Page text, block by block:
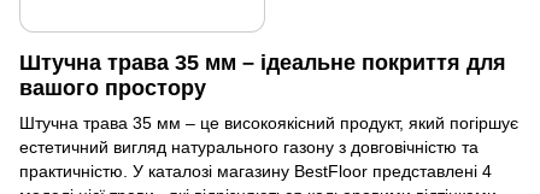
Штучна трава 35 мм – ідеальне покриття для
вашого простору
Штучна трава 35 мм – це високоякісний продукт, який погіршує
естетичний вигляд натурального газону з довговічністю та
практичністю. У каталозі магазину BestFloor представлені 4